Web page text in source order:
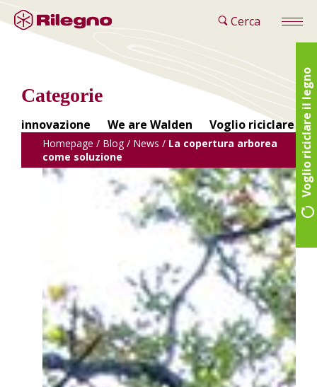
Cerca
Voglio riciclare il legno
Categorie
innovazione We are Walden Voglio riciclare il
Homepage / Blog/ News / La copertura arborea
come soluzione